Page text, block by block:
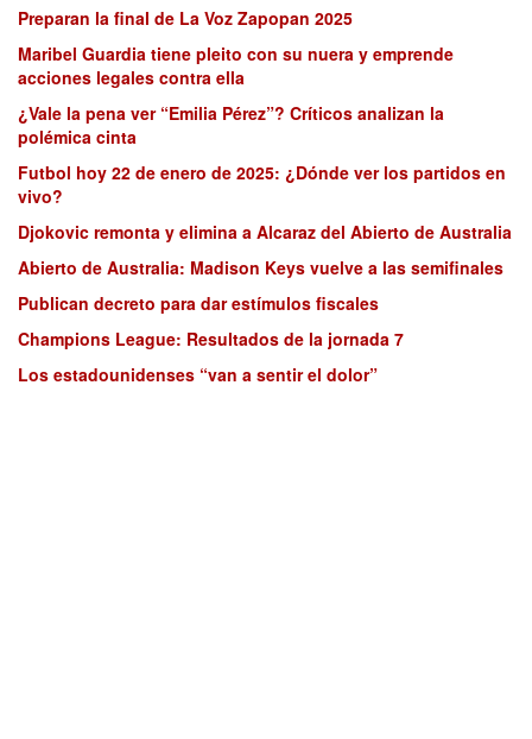
Preparan la final de La Voz Zapopan 2025
Maribel Guardia tiene pleito con su nuera y emprende
acciones legales contra ella
¿Vale la pena ver “Emilia Pérez”? Críticos analizan la
polémica cinta
Futbol hoy 22 de enero de 2025: ¿Dónde ver los partidos en
vivo?
Djokovic remonta y elimina a Alcaraz del Abierto de Australia
Abierto de Australia: Madison Keys vuelve a las semifinales
Publican decreto para dar estímulos fiscales
Champions League: Resultados de la jornada 7
Los estadounidenses “van a sentir el dolor”